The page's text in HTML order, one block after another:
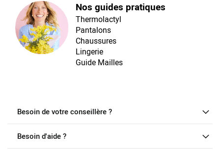
Nos guides pratiques
Thermolactyl
Pantalons
Chaussures
Lingerie
Guide Mailles
Besoin de votre conseillère ?
Besoin d'aide ?